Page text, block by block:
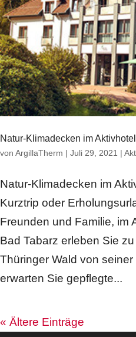
Natur-Klimadecken im
von ArgillaTherm | Juli 29, 2021 |
Natur-Klimadecken im
Kurztrip oder
Freunden und Familie, im
Bad Tabarz erleben Sie
Thüringer Wald von
erwarten Sie gepflegte...
« Ältere Einträge